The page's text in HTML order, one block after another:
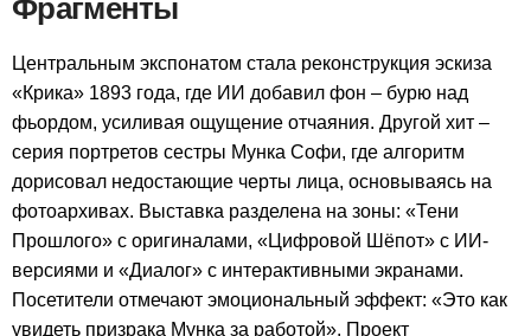
Фрагменты
Центральным экспонатом стала реконструкция эскиза
«Крика» 1893 года, где ИИ добавил фон – бурю над
фьордом, усиливая ощущение отчаяния. Другой хит –
серия портретов сестры Мунка Софи, где алгоритм
дорисовал недостающие черты лица, основываясь на
фотоархивах. Выставка разделена на зоны: «Тени
Прошлого» с оригиналами, «Цифровой Шёпот» с ИИ-
версиями и «Диалог» с интерактивными экранами.
Посетители отмечают эмоциональный эффект: «Это как
увидеть призрака Мунка за работой». Проект